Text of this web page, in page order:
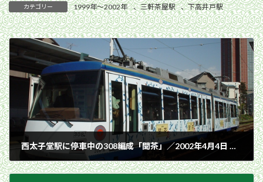
カテゴリー 1999年〜2002年 、三軒茶屋駅 、下高井戸駅
西太子堂駅に停車中の308編成「聞茶」／2002年4月4日 西太子堂駅
2002年4月4日